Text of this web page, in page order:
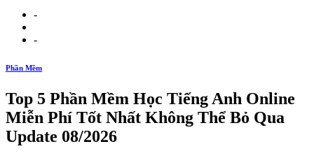
-
-
Phần Mềm
Top 5 Phần Mềm Học Tiếng Anh Online
Miễn Phí Tốt Nhất Không Thể Bỏ Qua
Update 08/2026